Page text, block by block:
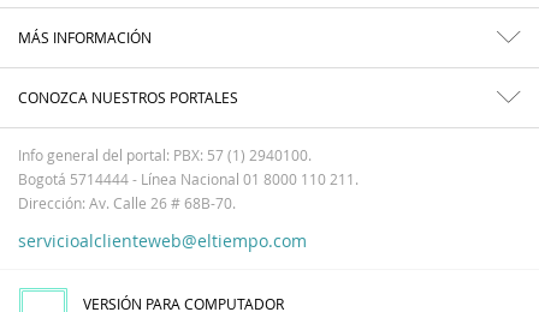
MÁS INFORMACIÓN
CONOZCA NUESTROS PORTALES
Info general del portal: PBX: 57 (1) 2940100.
Bogotá 5714444 - Línea Nacional 01 8000 110 211.
Dirección: Av. Calle 26 # 68B-70.
servicioalclienteweb@eltiempo.com
VERSIÓN PARA COMPUTADOR